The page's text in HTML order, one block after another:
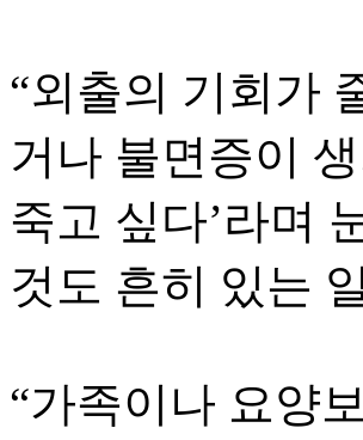
“외출의 기회가
거나 불면증이
죽고 싶다’라며
것도 흔히 있는
“가족이나 요양